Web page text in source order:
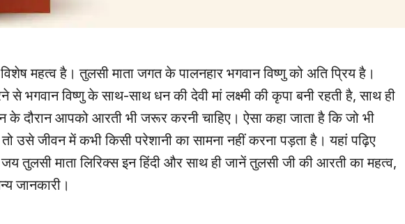
महत्व है। तुलसी माता जगत के पालनहार भगवान विष्णु को अति प्रिय है।
से भगवान विष्णु के साथ-साथ धन की देवी मां लक्ष्मी की कृपा बनी रहती है, साथ ही
आपको आरती भी जरूर करनी चाहिए। ऐसा कहा जाता है कि जो भी
उसे जीवन में कभी किसी परेशानी का सामना नहीं करना पड़ता है। यहां पढ़िए
तुलसी माता लिरिक्स इन हिंदी और साथ ही जानें तुलसी जी की आरती का महत्व,
जानकारी।